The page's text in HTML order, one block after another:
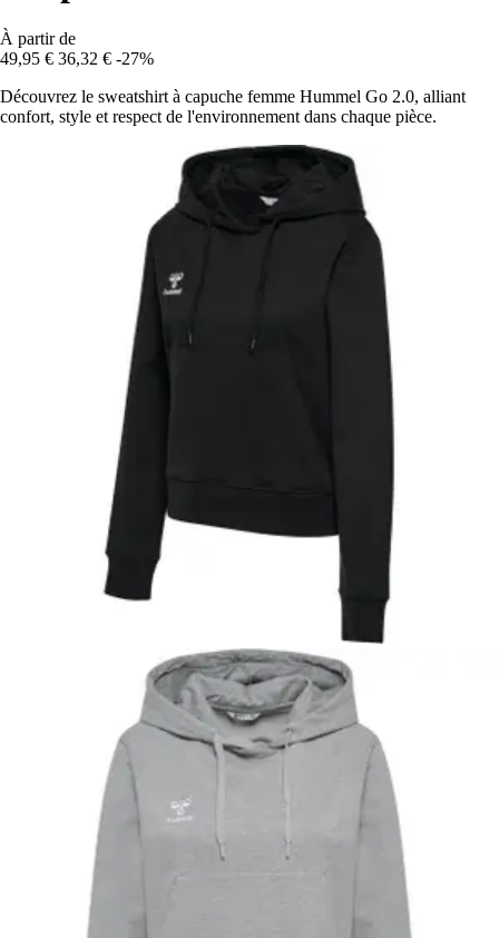
À partir de
49,95 € 36,32 € -27%
Découvrez le sweatshirt à capuche femme Hummel Go 2.0, alliant
confort, style et respect de l'environnement dans chaque pièce.